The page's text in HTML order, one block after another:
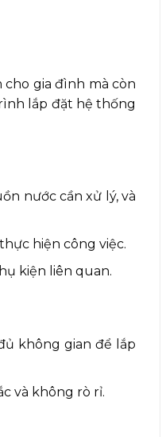
cho gia đình mà còn
lắp đặt hệ thống
nước cần xử lý, và
hiện công việc.
kiện liên quan.
không gian để lắp
và không rò rỉ.